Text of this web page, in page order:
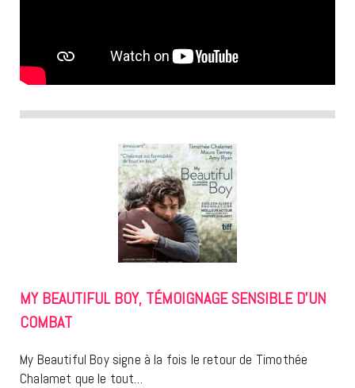
MY BEAUTIFUL BOY, TÉMOIGNAGE SENSIBLE D’UN
COMBAT
My Beautiful Boy signe à la fois le retour de Timothée
Chalamet que le tout…